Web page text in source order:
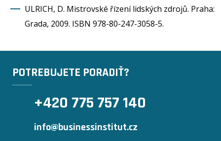
ULRICH, D. Mistrovské řízení lidských zdrojů. Praha:
Grada, 2009. ISBN 978-80-247-3058-5.
POTREBUJETE PORADIŤ?
+420 775 757 140
info@businessinstitut.cz